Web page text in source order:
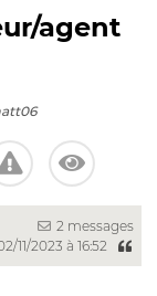
agent
2 messages
11/2023 à 16:52